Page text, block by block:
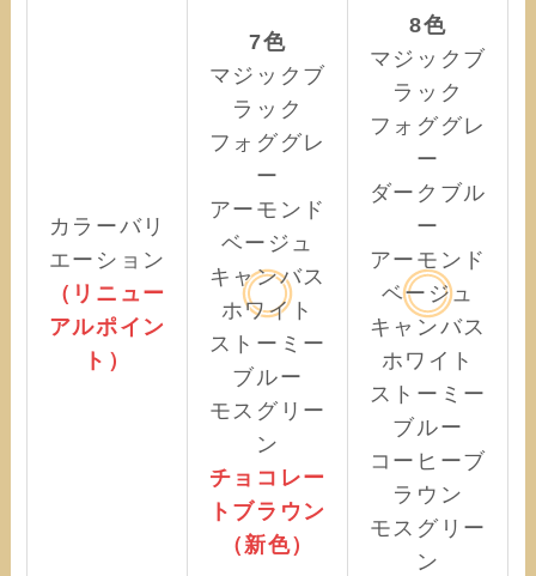
カラーバリ
エーション
（リニュー
アルポイン
ト）
7色
マジックブ
ラック
フォググレ
ー
アーモンド
ベージュ
キャンバス
ホワイト
ストーミー
ブルー
モスグリー
ン
チョコレー
トブラウン
（新色）
8色
マジックブ
ラック
フォググレ
ー
ダークブル
ー
アーモンド
ベージュ
キャンバス
ホワイト
ストーミー
ブルー
コーヒーブ
ラウン
モスグリー
ン